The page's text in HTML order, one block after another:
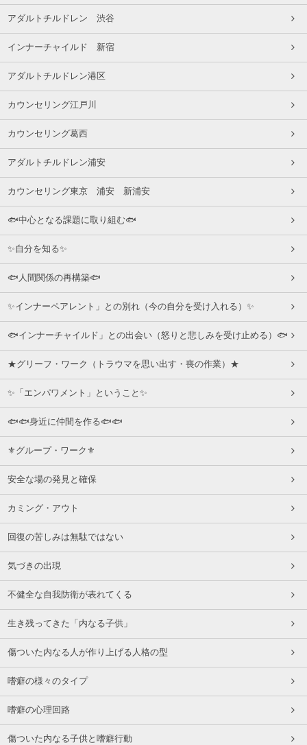
アダルトチルドレン 渋谷
インナーチャイルド 新宿
アダルトチルドレン港区
カウンセリング江戸川
カウンセリング葛西
アダルトチルドレン浦安
カウンセリング東京 浦安 新浦安
🐟中心となる課題に取り組む🐟
✨自分を知る✨
🐟人間関係の再構築🐟
✨インナーペアレント」との別れ（今の自分を受け入れる）✨
🐟インナーチャイルド」との出会い（怒りと悲しみを受け止める）🐟
★グリーフ・ワーク（トラウマを思い出す・喪の作業）★
✨「エンパワメント」ということ✨
🐟🐟身近に仲間を作る🐟🐟
⚜グループ・ワーク⚜
安全な場の発見と確保
カミング・アウト
回復の苦しみは無駄ではない
気づきの出現
不健全な自我防衛が表れてくる
生き残ってきた「内なる子供」
傷ついた内なる人が作り上げる人格の型
嗜癖の様々のタイプ
嗜癖の心理回路
傷ついた内なる子供と嗜癖行動